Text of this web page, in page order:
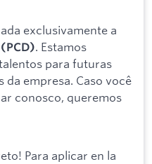
exclusivamente a
. Estamos
para futuras
da empresa. Caso você
conosco, queremos
Para aplicar en la